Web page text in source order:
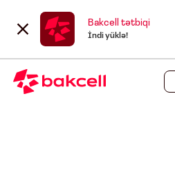
Bakcell tətbiqi
İndi yüklə!